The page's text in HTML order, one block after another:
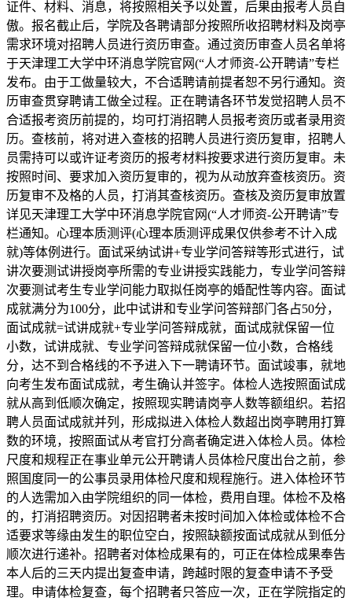
证件、材料、消息，将按照相关予以处置，后果由报考人员自
傲。报名截止后，学院及各聘请部分按照所收招聘材料及岗亭
需求环境对招聘人员进行资历审查。通过资历审查人员名单将
于天津理工大学中环消息学院官网(“人才师资-公开聘请”专栏
发布。由于工做量较大，不合适聘请前提者恕不另行通知。资
历审查贯穿聘请工做全过程。正在聘请各环节发觉招聘人员不
合适报考资历前提的，均可打消招聘人员报考资历或者录用资
历。查核前，将对进入查核的招聘人员进行资历复审，招聘人
员需持可以或许证考资历的报考材料按要求进行资历复审。未
按照时间、要求加入资历复审的，视为从动放弃查核资历。资
历复审不及格的人员，打消其查核资历。查核及资历复审放置
详见天津理工大学中环消息学院官网(“人才师资-公开聘请”专
栏通知。心理本质测评(心理本质测评成果仅供参考不计入成
就)等体例进行。面试采纳试讲+专业学问答辩等形式进行，试
讲次要测试讲授岗亭所需的专业讲授实践能力，专业学问答辩
次要测试考生专业学问能力取拟任岗亭的婚配性等内容。面试
成就满分为100分，此中试讲和专业学问答辩部门各占50分，
面试成就=试讲成就+专业学问答辩成就，面试成就保留一位
小数，试讲成就、专业学问答辩成就保留一位小数，合格线
分，达不到合格线的不予进入下一聘请环节。面试竣事，就地
向考生发布面试成就，考生确认并签字。体检人选按照面试成
就从高到低顺次确定，按照现实聘请岗亭人数等额组织。若招
聘人员面试成就并列，形成拟进入体检人数超出岗亭聘用打算
数的环境，按照面试从考官打分高者确定进入体检人员。体检
尺度和规程正在事业单元公开聘请人员体检尺度出台之前，参
照国度同一的公事员录用体检尺度和规程施行。进入体检环节
的人选需加入由学院组织的同一体检，费用自理。体检不及格
的，打消招聘资历。对因招聘者未按时间加入体检或体检不合
适要求等缘由发生的职位空白，按照缺额按面试成就从到低分
顺次进行递补。招聘者对体检成果有的，可正在体检成果奉告
本人后的三天内提出复查申请，跨越时限的复查申请不予受
理。申请体检复查，每个招聘者只答应一次，正在学院指定的